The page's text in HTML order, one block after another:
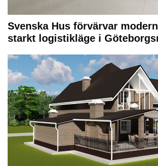
Svenska Hus förvärvar
starkt logistikläge i